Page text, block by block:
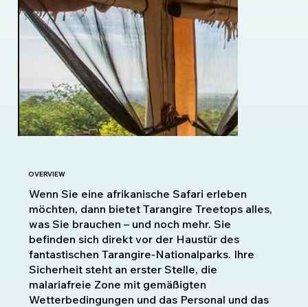
OVERVIEW
Wenn Sie eine afrikanische Safari erleben
möchten, dann bietet Tarangire Treetops alles,
was Sie brauchen – und noch mehr. Sie
befinden sich direkt vor der Haustür des
fantastischen Tarangire-Nationalparks. Ihre
Sicherheit steht an erster Stelle, die
malariafreie Zone mit gemäßigten
Wetterbedingungen und das Personal und das